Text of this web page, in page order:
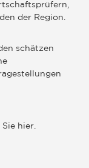
der Region.
schätzen
hier.